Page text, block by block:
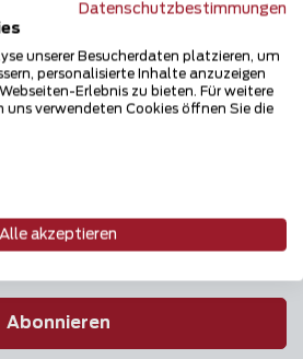
des Marktes
Abonnieren
Datenschutzbestimmungen
unserer Besucherdaten platzieren, um
personalisierte Inhalte anzuzeigen
Erlebnis zu bieten. Für weitere
verwendeten Cookies öffnen Sie die
Alle akzeptieren